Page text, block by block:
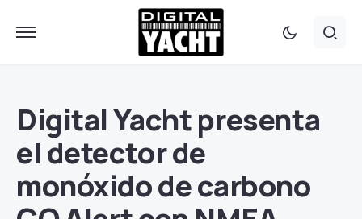
Digital Yacht presenta
el detector de
monóxido de carbono